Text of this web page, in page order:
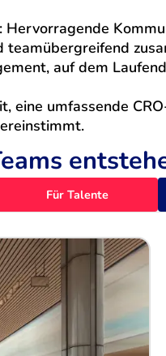
: Hervorragende
teamübergreifend
auf dem
eine umfassende
Für Talente